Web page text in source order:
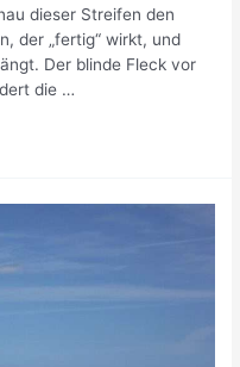
dieser Streifen den
der „fertig“ wirkt, und
Der blinde Fleck vor
die …